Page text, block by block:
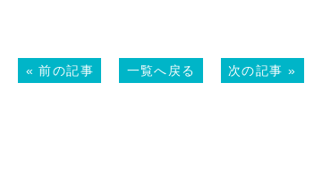
«前の記事 一覧へ戻る 次の記事 »